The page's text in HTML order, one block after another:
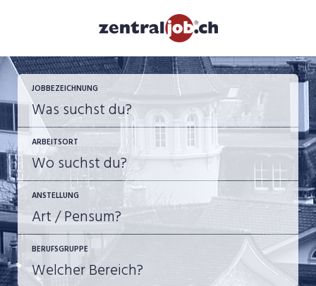
JOBBEZEICHNUNG
ARBEITSORT
ANSTELLUNG
JOB-TYP
10-100%
BERUFSGRUPPE